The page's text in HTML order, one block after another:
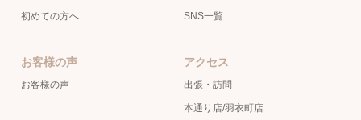
初めての方へ SNS一覧
お客様の声
お客様の声
アクセス
出張・訪問
本通り店/羽衣町店